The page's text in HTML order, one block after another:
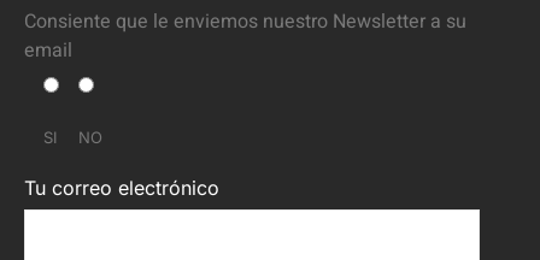
Consiente que le enviemos nuestro Newsletter a su
email
SI NO
Tu correo electrónico